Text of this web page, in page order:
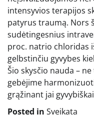
intensyvios terapijos
patyrus traumą. Nors
sudėtingesnius
proc. natrio chloridas
gelbstinčiu gyvybes
Šio skysčio nauda –
gebėjime
grąžinant jai
Posted in Sveikata